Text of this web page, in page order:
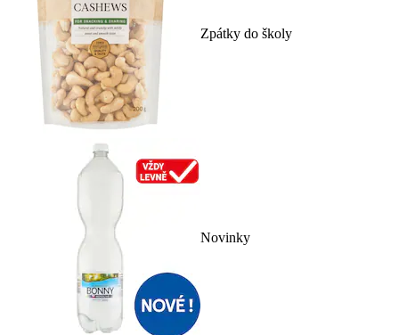
Zpátky do školy
Novinky